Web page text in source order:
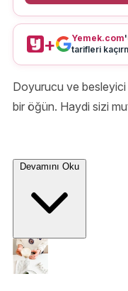
+ Yemek.com
tarifleri
Doyurucu ve
bir öğün. Haydi sizi
Devamını Oku